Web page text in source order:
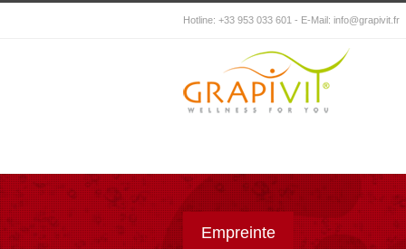
Hotline: +33 953 033 601 - E-Mail: info@grapivit.fr
Empreinte